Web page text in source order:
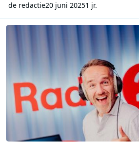
de redactie20 juni 20251 jr.
Sterke cijfers voor VRT: groei bij Radio 1,